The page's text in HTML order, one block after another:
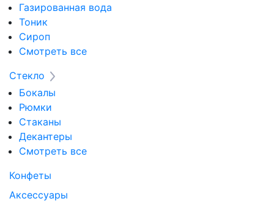
Газированная вода
Тоник
Сироп
Смотреть все
Стекло
Бокалы
Рюмки
Стаканы
Декантеры
Смотреть все
Конфеты
Аксессуары